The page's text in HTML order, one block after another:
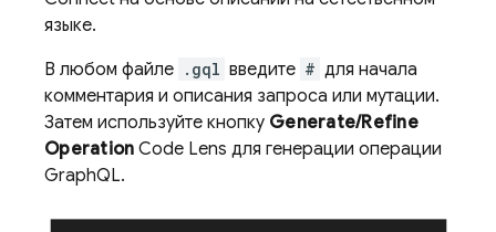
языке.
В любом файле .gql введите # для начала
комментария и описания запроса или мутации.
Затем используйте кнопку Generate/Refine
Operation Code Lens для генерации операции
GraphQL.